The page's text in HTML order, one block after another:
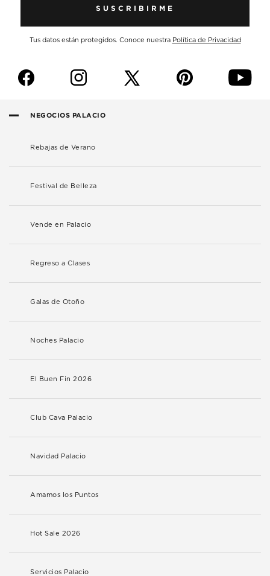
SUSCRIBIRME
Tus datos están protegidos. Conoce nuestra Política de Privacidad
f i p y
NEGOCIOS PALACIO
Rebajas de Verano
Festival de Belleza
Vende en Palacio
Regreso a Clases
Galas de Otoño
Noches Palacio
El Buen Fin 2026
Club Cava Palacio
Navidad Palacio
Amamos los Puntos
Hot Sale 2026
Servicios Palacio